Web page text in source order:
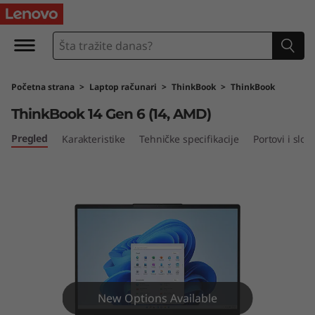
T
h
n
k
Početna strana > Laptop računari > ThinkBook > ThinkBook
ThinkBook 14 Gen 6 (14, AMD)
Pregled Karakteristike Tehničke specifikacije Portovi i
New Options Available